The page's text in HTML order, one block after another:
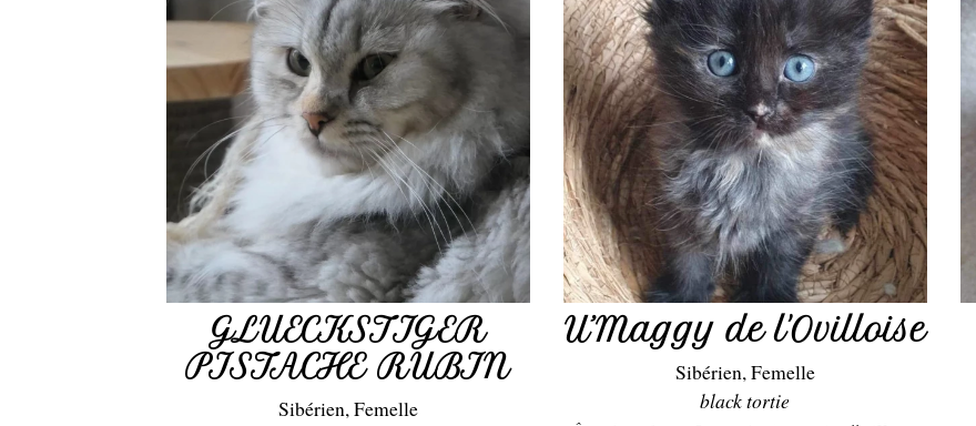
GLUECKSTIGER
PISTACHE RUBIN
Sibérien, Femelle
U’Maggy de l'Ovilloise
Sibérien, Femelle
black tortie